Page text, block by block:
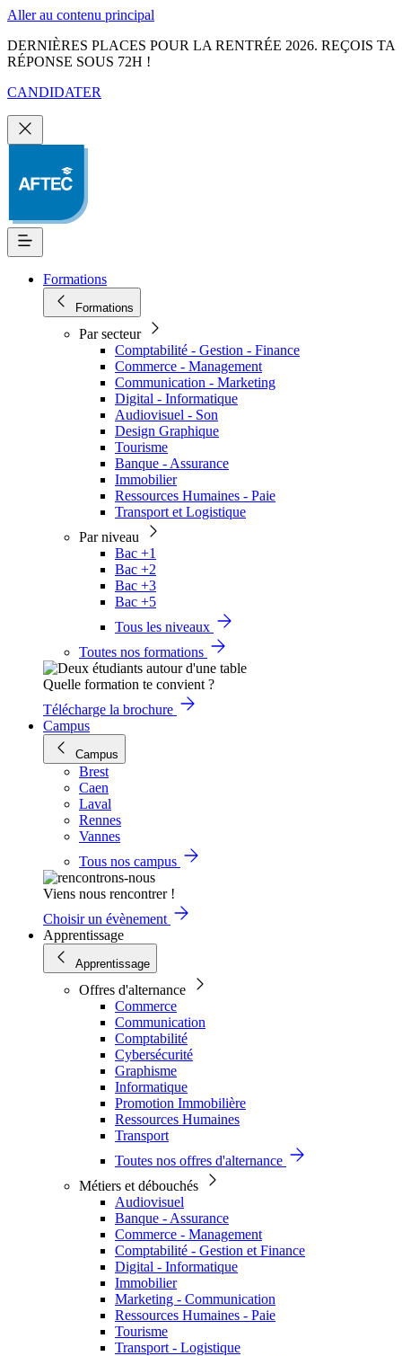
Aller au contenu principal
DERNIÈRES PLACES POUR LA RENTRÉE 2026. REÇOIS TA
RÉPONSE SOUS 72H !
CANDIDATER
Formations
Formations
Par secteur
Comptabilité - Gestion - Finance
Commerce - Management
Communication - Marketing
Digital - Informatique
Audiovisuel - Son
Design Graphique
Tourisme
Banque - Assurance
Immobilier
Ressources Humaines - Paie
Transport et Logistique
Par niveau
Bac +1
Bac +2
Bac +3
Bac +5
Tous les niveaux
Toutes nos formations
Quelle formation te convient ?
Télécharge la brochure
Campus
Campus
Brest
Caen
Laval
Rennes
Vannes
Tous nos campus
Viens nous rencontrer !
Choisir un évènement
Apprentissage
Apprentissage
Offres d'alternance
Commerce
Communication
Comptabilité
Cybersécurité
Graphisme
Informatique
Promotion Immobilière
Ressources Humaines
Transport
Toutes nos offres d'alternance
Métiers et débouchés
Audiovisuel
Banque - Assurance
Commerce - Management
Comptabilité - Gestion et Finance
Digital - Informatique
Immobilier
Marketing - Communication
Ressources Humaines - Paie
Tourisme
Transport - Logistique